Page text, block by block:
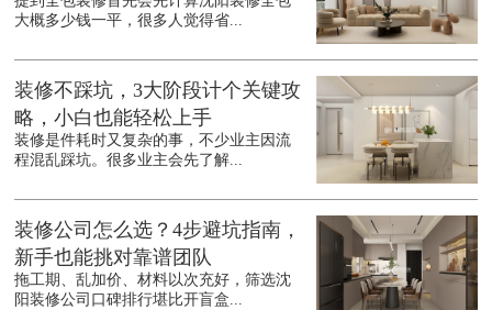
大概多少钱一平，很多人觉得省...
装修不踩坑，3大阶段计个关键攻
略，小白也能轻松上手
装修是件耗时又复杂的事，不少业主因流
程混乱踩坑。很多业主会先了解...
装修公司怎么选？4步避坑指南，
新手也能挑对靠谱团队
拖工期、乱加价、材料以次充好，筛选沈
阳装修公司口碑排行堪比开盲盒...